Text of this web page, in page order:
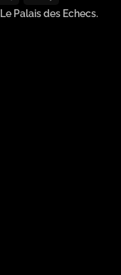
Pay
Pay
Le Palais des Echecs.